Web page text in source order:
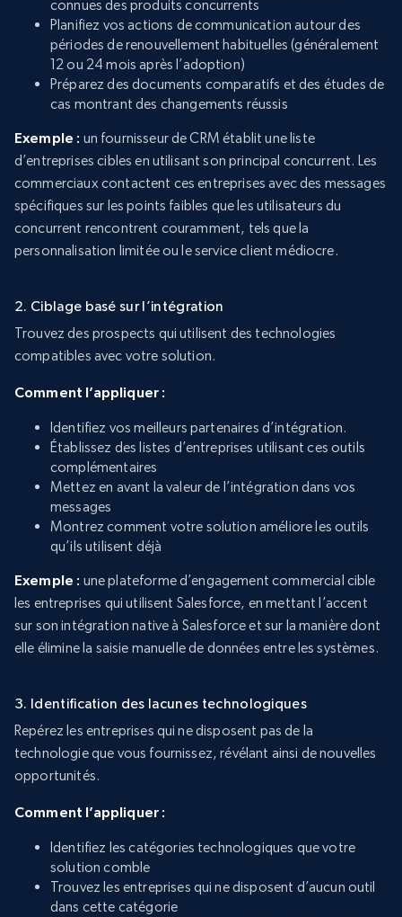
connues des produits concurrents
Planifiez vos actions de communication autour des
périodes de renouvellement habituelles (généralement
12 ou 24 mois après l’adoption)
Préparez des documents comparatifs et des études de
cas montrant des changements réussis
Exemple : un fournisseur de CRM établit une liste
d’entreprises cibles en utilisant son principal concurrent. Les
commerciaux contactent ces entreprises avec des messages
spécifiques sur les points faibles que les utilisateurs du
concurrent rencontrent couramment, tels que la
personnalisation limitée ou le service client médiocre.
2. Ciblage basé sur l’intégration
Trouvez des prospects qui utilisent des technologies
compatibles avec votre solution.
Comment l’appliquer :
Identifiez vos meilleurs partenaires d’intégration.
Établissez des listes d’entreprises utilisant ces outils
complémentaires
Mettez en avant la valeur de l’intégration dans vos
messages
Montrez comment votre solution améliore les outils
qu’ils utilisent déjà
Exemple : une plateforme d’engagement commercial cible
les entreprises qui utilisent Salesforce, en mettant l’accent
sur son intégration native à Salesforce et sur la manière dont
elle élimine la saisie manuelle de données entre les systèmes.
3. Identification des lacunes technologiques
Repérez les entreprises qui ne disposent pas de la
technologie que vous fournissez, révélant ainsi de nouvelles
opportunités.
Comment l’appliquer :
Identifiez les catégories technologiques que votre
solution comble
Trouvez les entreprises qui ne disposent d’aucun outil
dans cette catégorie